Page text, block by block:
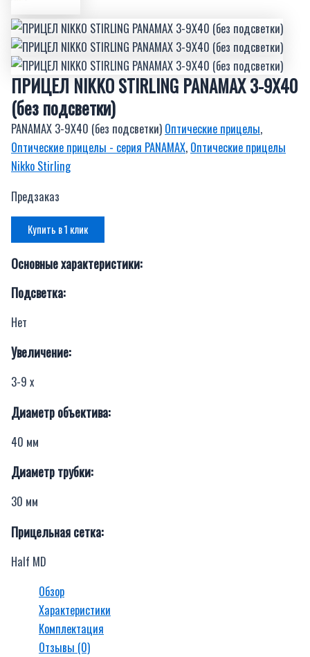
ПРИЦЕЛ NIKKO STIRLING PANAMAX 3-9X40
(без подсветки)
PANAMAX 3-9X40 (без подсветки) Оптические прицелы,
Оптические прицелы - серия PANAMAX, Оптические прицелы
Nikko Stirling
Предзаказ
Купить в 1 клик
Основные характеристики:
Подсветка:
Нет
Увеличение:
3-9 x
Диаметр объектива:
40 мм
Диаметр трубки:
30 мм
Прицельная сетка:
Half MD
Обзор
Характеристики
Комплектация
Отзывы (0)